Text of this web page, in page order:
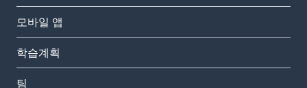
모바일 앱
학습계획
팀